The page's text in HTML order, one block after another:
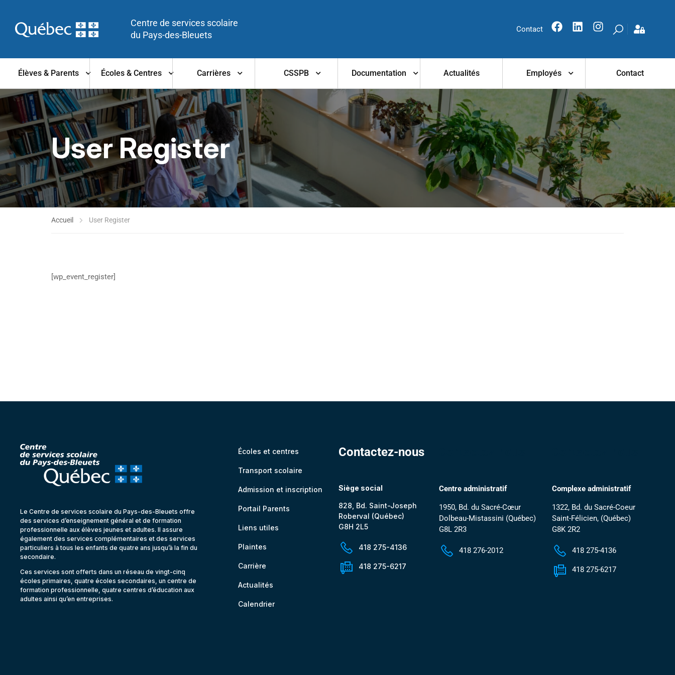
Centre de services scolaire
du Pays-des-Bleuets
Contact
Élèves & Parents Écoles & Centres Carrières CSSPB Documentation Actualités Employés Contact
User Register
Accueil User Register
[wp_event_register]
Le Centre de services scolaire du Pays-des-Bleuets offre
des services d’enseignement général et de formation
professionnelle aux élèves jeunes et adultes. Il assure
également des services complémentaires et des services
particuliers à tous les enfants de quatre ans jusqu’à la fin du
secondaire.
Ces services sont offerts dans un réseau de vingt-cinq
écoles primaires, quatre écoles secondaires, un centre de
formation professionnelle, quatre centres d’éducation aux
adultes ainsi qu’en entreprises.
Écoles et centres
Transport scolaire
Admission et inscription
Portail Parents
Liens utiles
Plaintes
Carrière
Actualités
Calendrier
Contactez-nous
Siège social
828, Bd. Saint-Joseph
Roberval (Québec)
G8H 2L5
418 275-4136
418 275-6217
Centre administratif
1950, Bd. du Sacré-Cœur
Dolbeau-Mistassini (Québec)
G8L 2R3
418 276-2012
Complexe administratif
1322, Bd. du Sacré-Coeur
Saint-Félicien, (Québec)
G8K 2R2
418 275-4136
418 275-6217